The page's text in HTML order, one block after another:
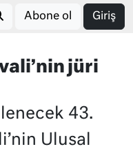
Abone ol Giriş
jüri
43.
Ulusal